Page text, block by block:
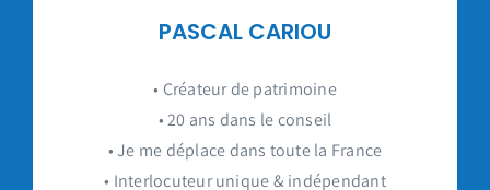
PASCAL CARIOU
• Créateur de patrimoine
• 20 ans dans le conseil
• Je me déplace dans toute la France
• Interlocuteur unique & indépendant